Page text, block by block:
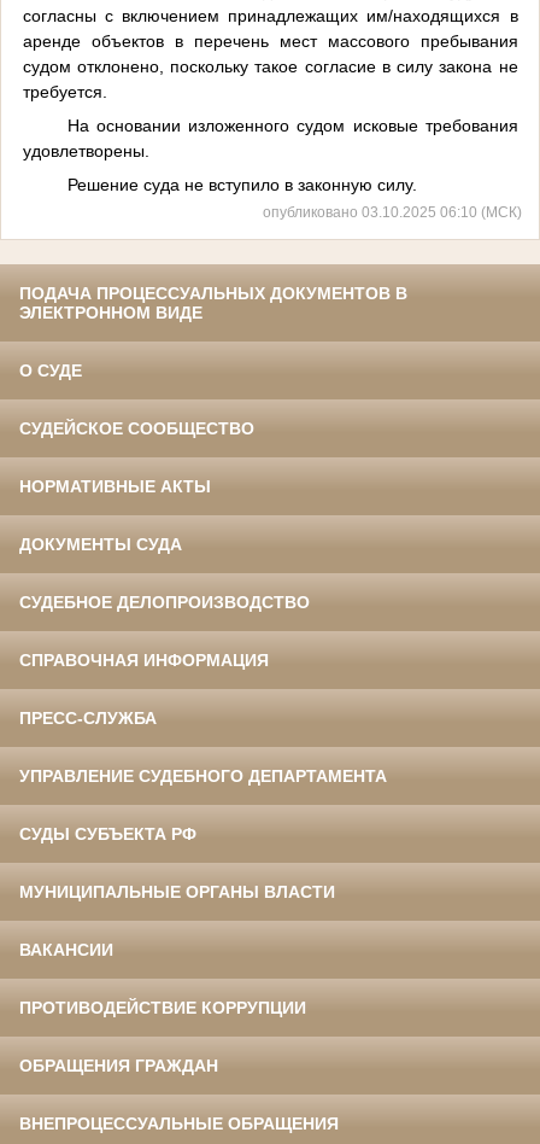
согласны с включением принадлежащих им/находящихся в
аренде объектов в перечень мест массового пребывания
судом отклонено, поскольку такое согласие в силу закона не
требуется.
На основании изложенного судом исковые требования
удовлетворены.
Решение суда не вступило в законную силу.
опубликовано 03.10.2025 06:10 (МСК)
ПОДАЧА ПРОЦЕССУАЛЬНЫХ ДОКУМЕНТОВ В
ЭЛЕКТРОННОМ ВИДЕ
О СУДЕ
СУДЕЙСКОЕ СООБЩЕСТВО
НОРМАТИВНЫЕ АКТЫ
ДОКУМЕНТЫ СУДА
СУДЕБНОЕ ДЕЛОПРОИЗВОДСТВО
СПРАВОЧНАЯ ИНФОРМАЦИЯ
ПРЕСС-СЛУЖБА
УПРАВЛЕНИЕ СУДЕБНОГО ДЕПАРТАМЕНТА
СУДЫ СУБЪЕКТА РФ
МУНИЦИПАЛЬНЫЕ ОРГАНЫ ВЛАСТИ
ВАКАНСИИ
ПРОТИВОДЕЙСТВИЕ КОРРУПЦИИ
ОБРАЩЕНИЯ ГРАЖДАН
ВНЕПРОЦЕССУАЛЬНЫЕ ОБРАЩЕНИЯ